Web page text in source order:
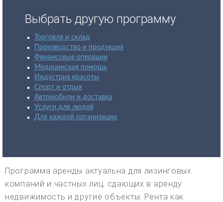
Выбрать другую программу
Торговля и склад
Производство и продукция
Финансовые операции
Медицинская помощь
Индустрия красоты
Спорт и отдых
Автомобили и доставка
Услуги для людей
Для каждой организации
Программа аренды актуальна для лизинговых
компаний и частных лиц, сдающих в аренду
недвижимость и другие объекты. Рента как